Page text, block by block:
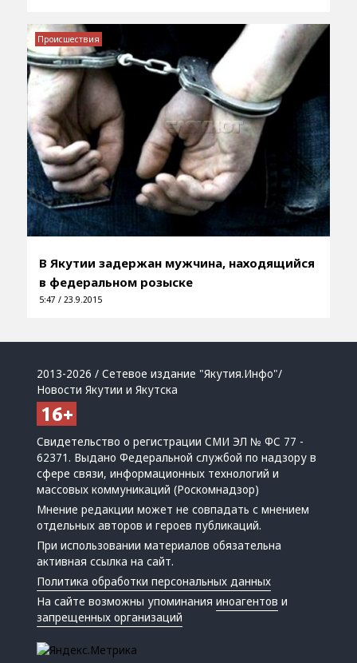
В Якутии задержан мужчина, находящийся
в федеральном розыске
5:47 / 23.9.2015
Происшествия
2013-2026 / Сетевое издание "Якутия.Инфо"/
Новости Якутии и Якутска
Свидетельство о регистрации СМИ ЭЛ № ФС 77 -
62371. Выдано Федеральной службой по надзору в
сфере связи, информационных технологий и
массовых коммуникаций (Роскомнадзор)
Мнение редакции может не совпадать с мнением
отдельных авторов и героев публикаций.
При использовании материалов обязательна
активная ссылка на сайт.
Политика обработки персональных данных
На сайте возможны упоминанияиноагентов и
запрещенных организаций